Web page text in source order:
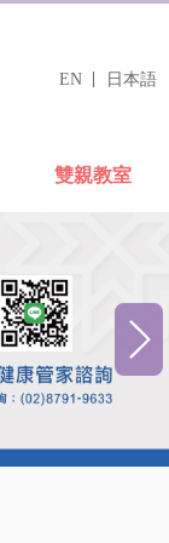
日本語
EN
雙親教室